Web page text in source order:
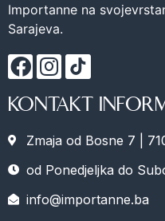
Importanne na
Sarajeva.
KONTAKT
Zmaja od Bosne 7 |
od Ponedjeljka do
info@importanne.ba